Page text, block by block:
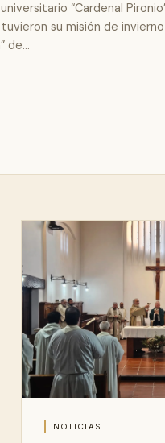
“Cardenal
su misión de
de…
NOTICIAS